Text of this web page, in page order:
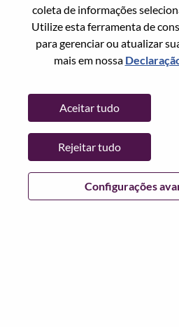
coleta de informações
Utilize esta ferramenta de
para gerenciar ou atualizar
mais em nossa
Configurações
Aceitar tudo
Rejeitar tudo
Redefinir senha com seu email
Email*
Continuar